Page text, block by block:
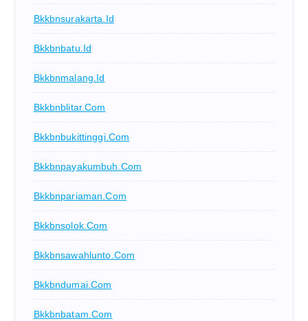
Bkkbnsurakarta.id
Bkkbnbatu.id
Bkkbnmalang.id
Bkkbnblitar.com
Bkkbnbukittinggi.com
Bkkbnpayakumbuh.com
Bkkbnpariaman.com
Bkkbnsolok.com
Bkkbnsawahlunto.com
Bkkbndumai.com
Bkkbnbatam.com